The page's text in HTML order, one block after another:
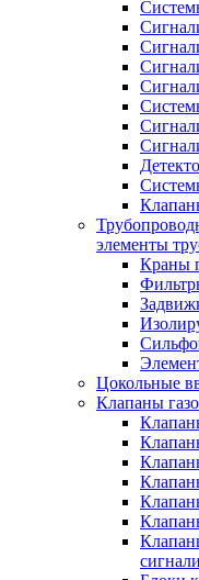
элементы
Краны
Цокольные
Клапаны